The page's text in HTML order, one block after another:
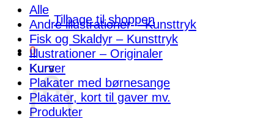
Tilbage til shoppen
0
Kurv
Alle
Andre illustrationer – Kunsttryk
Fisk og Skaldyr – Kunsttryk
Illustrationer – Originaler
Kurser
Plakater med børnesange
Plakater, kort til gaver mv.
Produkter